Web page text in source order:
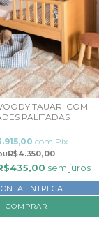
TAUARI COM
PALITADAS
R$4.350,00
com Pix
sem juros
ENTREGA
COMPRAR